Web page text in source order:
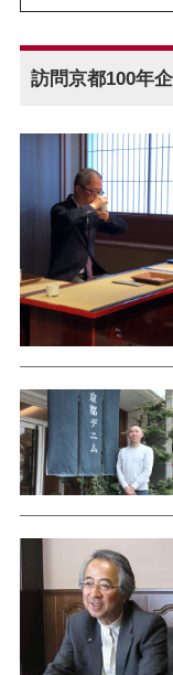
訪問京都100年